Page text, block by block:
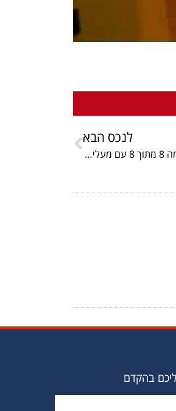
לנכס הבא
למכירה דירת 4 חד' ברח' ההסתדרות.שמורה ומרווחת,קומה 8 מתוך 8 עם מעלית.חנייה בשפע.מחיר הזדמנות 1050000 ש"ח בלבד!
בהקדם